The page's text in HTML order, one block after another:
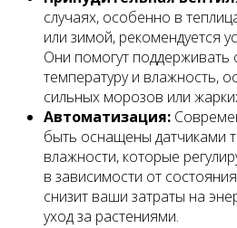
случаях, особенно в
или зимой, рекомендуется
Они помогут поддерживать
температуру и влажность,
сильных морозов или
Автоматизация:
быть оснащены датчиками
влажности, которые
в зависимости от
снизит ваши затраты на
уход за растениями.